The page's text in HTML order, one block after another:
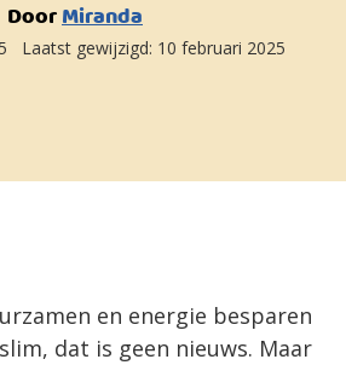
DoorMiranda
Laatst gewijzigd: 10 februari 2025
en energie besparen
dat is geen nieuws. Maar